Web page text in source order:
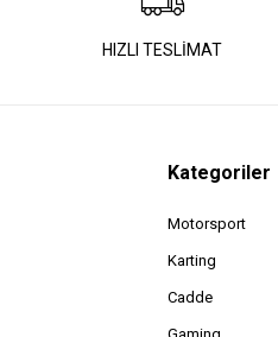
HIZLI TESLİMAT
Kategoriler
Motorsport
Karting
Cadde